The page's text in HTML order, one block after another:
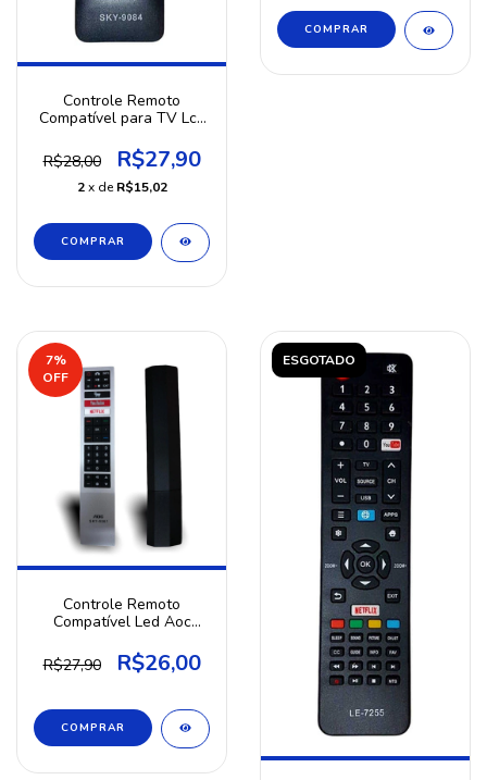
Controle Remoto
Compatível para TV Lcd
R$28,00
R$27,90
2 x deR$15,02
7%
OFF
Controle Remoto
Compatível Led Aoc
42S5295
R$27,90 R$26,00
ESGOTADO